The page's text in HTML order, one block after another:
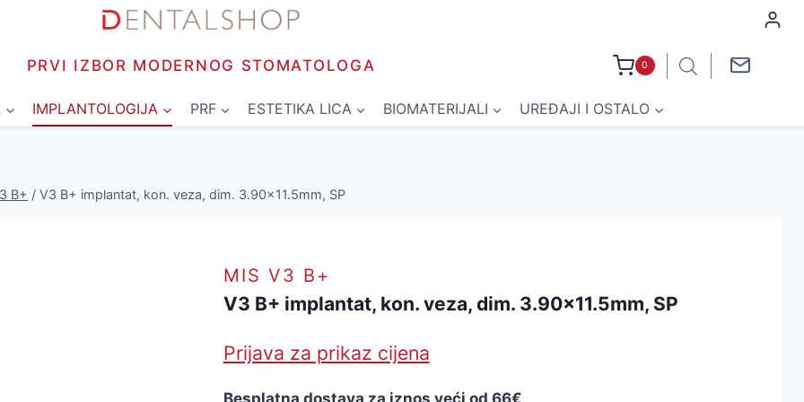
PRVI IZBOR MODERNOG STOMATOLOGA 0
IMPLANTOLOGIJA PRF ESTETIKA LICA BIOMATERIJALI UREĐAJI I OSTALO
B+ / V3 B+ implantat, kon. veza, dim. 3.90×11.5mm, SP
MIS V3 B+
V3 B+ implantat, kon. veza, dim. 3.90×11.5mm, SP
Prijava za prikaz cijena
Besplatna dostava za iznos veći od 66€